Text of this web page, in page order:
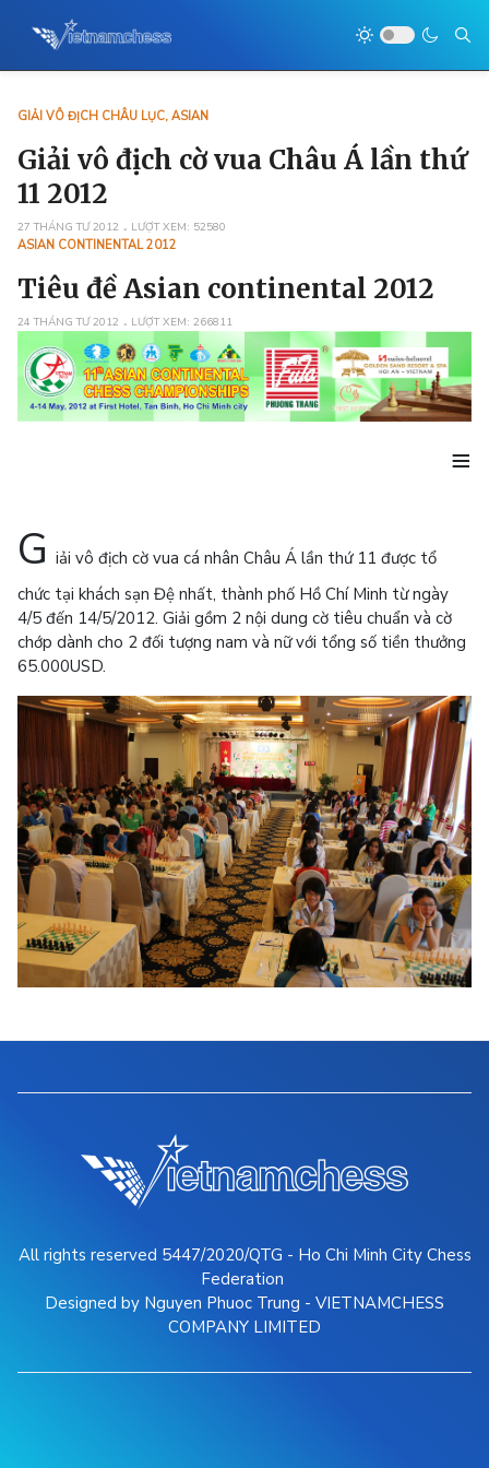
GIẢI VÔ ĐỊCH CHÂU LỤC, ASIAN
Giải vô địch cờ vua Châu Á lần thứ
11 2012
27 THÁNG TƯ 2012 LƯỢT XEM: 52580
ASIAN CONTINENTAL 2012
Tiêu đề Asian continental 2012
24 THÁNG TƯ 2012 LƯỢT XEM: 266811
≡
G iải vô địch cờ vua cá nhân Châu Á lần thứ 11 được tổ
chức tại khách sạn Đệ nhất, thành phố Hồ Chí Minh từ ngày
4/5 đến 14/5/2012. Giải gồm 2 nội dung cờ tiêu chuẩn và cờ
chớp dành cho 2 đối tượng nam và nữ với tổng số tiền thưởng
65.000USD.
All rights reserved 5447/2020/QTG - Ho Chi Minh City Chess
Federation
Designed by Nguyen Phuoc Trung - VIETNAMCHESS
COMPANY LIMITED